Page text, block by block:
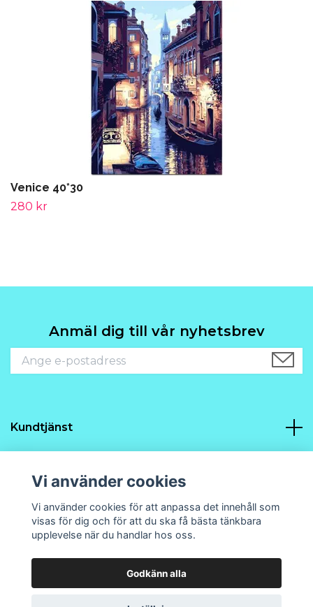
Venice 40*30
280 kr
Anmäl dig till vår nyhetsbrev
Kundtjänst
Sociala medier
© 2026 Prins21 Design och hobby
Vi använder cookies
Vi använder cookies för att anpassa det innehåll som
visas för dig och för att du ska få bästa tänkbara
upplevelse när du handlar hos oss.
Godkänn alla